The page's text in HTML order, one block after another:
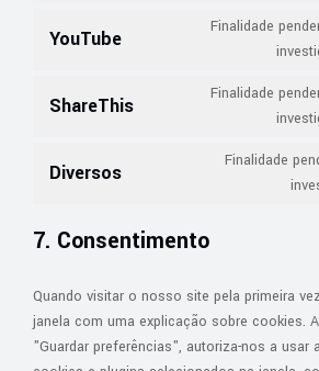
YouTube
Finalidade
ShareThis
Finalidade
Diversos
Finalidade
7. Consentimento
Quando visitar o nosso site pela primeira
janela com uma explicação sobre cookies.
"Guardar preferências", autoriza-nos a usar